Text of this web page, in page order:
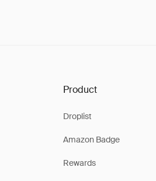
Product
Droplist
Amazon Badge
Rewards